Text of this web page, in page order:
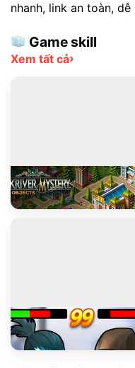
nhanh, link an toàn,
Game skill
Xem tất cả›
PLAY
PLAY
Stickman Kombat 2D